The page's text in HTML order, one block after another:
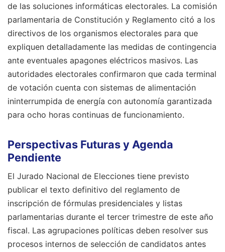
de las soluciones informáticas electorales. La comisión
parlamentaria de Constitución y Reglamento citó a los
directivos de los organismos electorales para que
expliquen detalladamente las medidas de contingencia
ante eventuales apagones eléctricos masivos. Las
autoridades electorales confirmaron que cada terminal
de votación cuenta con sistemas de alimentación
ininterrumpida de energía con autonomía garantizada
para ocho horas continuas de funcionamiento.
Perspectivas Futuras y Agenda
Pendiente
El Jurado Nacional de Elecciones tiene previsto
publicar el texto definitivo del reglamento de
inscripción de fórmulas presidenciales y listas
parlamentarias durante el tercer trimestre de este año
fiscal. Las agrupaciones políticas deben resolver sus
procesos internos de selección de candidatos antes